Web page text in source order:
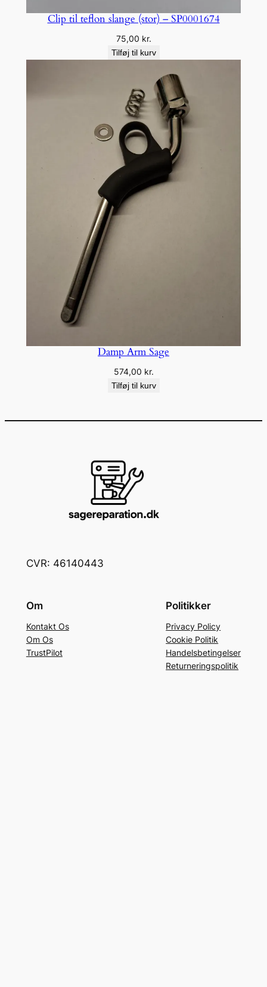
Clip til teflon slange (stor) – SP0001674
75,00 kr.
Tilføj til kurv
Damp Arm Sage
574,00 kr.
Tilføj til kurv
CVR: 46140443
Om
Kontakt Os
Om Os
TrustPilot
Politikker
Privacy Policy
Cookie Politik
Handelsbetingelser
Returneringspolitik